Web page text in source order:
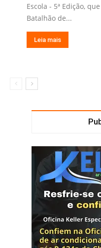
Escola - 5ª Edição,
Batalhão de...
Leia mais